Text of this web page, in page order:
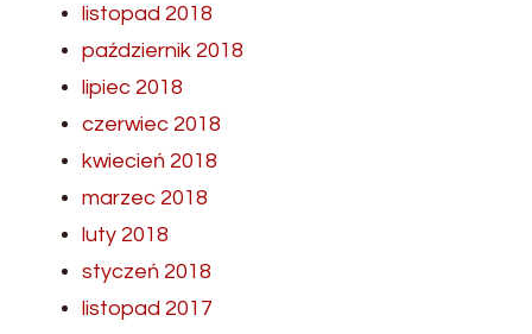
listopad 2018
październik 2018
lipiec 2018
czerwiec 2018
kwiecień 2018
marzec 2018
luty 2018
styczeń 2018
listopad 2017